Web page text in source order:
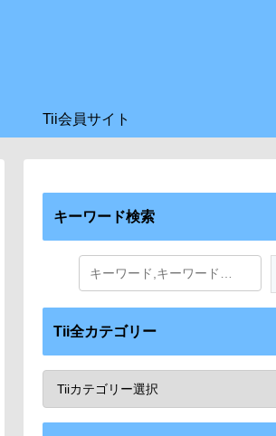
Tii会員サイト
キーワード検索
Tii全カテゴリー